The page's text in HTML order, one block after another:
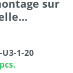
sur
A mâle,
U3-1-20